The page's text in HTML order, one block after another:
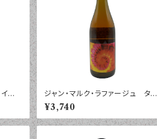
・
ジャン・マルク・ラファージュ タロ
ンハ コート・カタラン ２０２４
年 ７５０ｍｌ
¥3,740